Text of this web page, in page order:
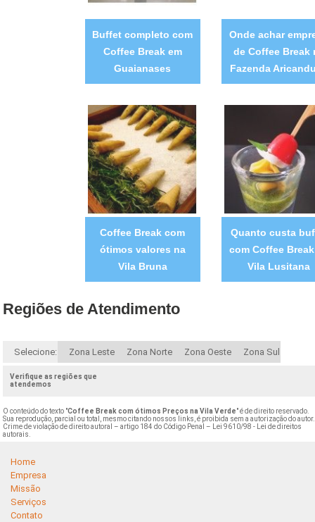
Buffet completo com
Coffee Break em
Guaianases
Onde achar
de Coffee Break
Fazenda
Coffee Break com
ótimos valores na
Vila Bruna
Quanto custa
com Coffee
Vila Lusitana
Regiões de Atendimento
Selecione: Zona Leste Zona Norte Zona Oeste Zona Sul
Verifique as regiões que
atendemos
O conteúdo do texto "Coffee Break com ótimos Preços na Vila Verde" é de direito reservado.
Sua reprodução, parcial ou total, mesmo citando nossos links, é proibida sem a autorização do autor.
Crime de violação de direito autoral – artigo 184 do Código Penal –
Lei 9610/98 - Lei de direitos
autorais
Home
Empresa
Missão
Serviços
Contato